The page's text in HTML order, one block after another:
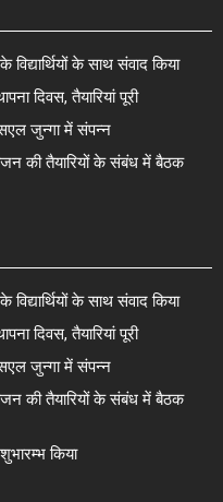
के साथ संवाद किया
दिवस, तैयारियां पूरी
जुन्गा में संपन्न
की तैयारियों के संबंध में बैठक
के साथ संवाद किया
दिवस, तैयारियां पूरी
जुन्गा में संपन्न
की तैयारियों के संबंध में बैठक
किया